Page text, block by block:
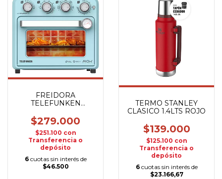
FREIDORA
TELEFUNKEN
S/A
$279.000
$251.100 con
Transferencia o
depósito
6 cuotas sin interés de
$46.500
TERMO STANLEY
CLASICO 1.4LTS ROJO
$139.000
$125.100 con
Transferencia o
depósito
6 cuotas sin interés de
$23.166,67